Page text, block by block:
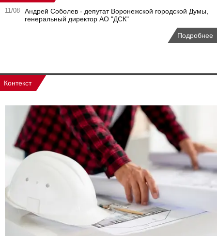
11/08
Андрей Соболев - депутат Воронежской городской Думы,
генеральный директор АО "ДСК"
Подробнее
Контекст